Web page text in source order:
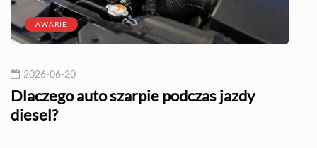
AWARIE
2026-06-20
Dlaczego auto szarpie podczas jazdy
diesel?